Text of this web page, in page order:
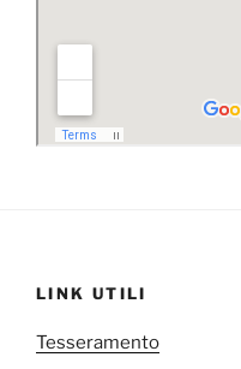
LINK UTILI
Tesseramento